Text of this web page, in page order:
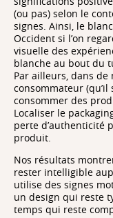
(ou pas) selon le
signes. Ainsi, le
Occident si l’on
visuelle des
blanche au bout du
Par ailleurs, dans
consommateur
consommer des
Localiser le
perte d’authenticité
produit.
Nos résultats
rester intelligible
utilise des signes
un design qui reste
temps qui reste